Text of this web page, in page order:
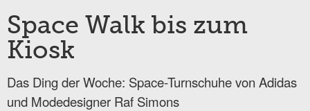
Space Walk bis zum
Kiosk
Das Ding der Woche: Space-Turnschuhe von Adidas
und Modedesigner Raf Simons